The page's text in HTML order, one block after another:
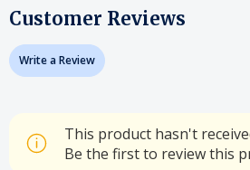
Customer Reviews
Write a Review
This product hasn't
Be the first to review this